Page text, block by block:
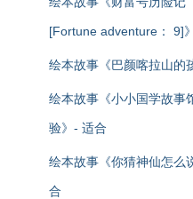
[Fortune adventure： 9]
绘本故事《巴颜喀拉山的
绘本故事《小小国学故
验》- 适合
绘本故事《你猜神仙怎么
合